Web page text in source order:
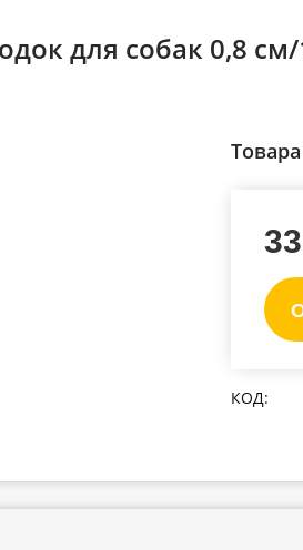
для собак 0,8
КОД: